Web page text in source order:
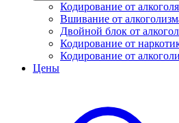
Кодирование от
Вшивание от
Двойной блок от
Кодирование от
Кодирование от
Цены